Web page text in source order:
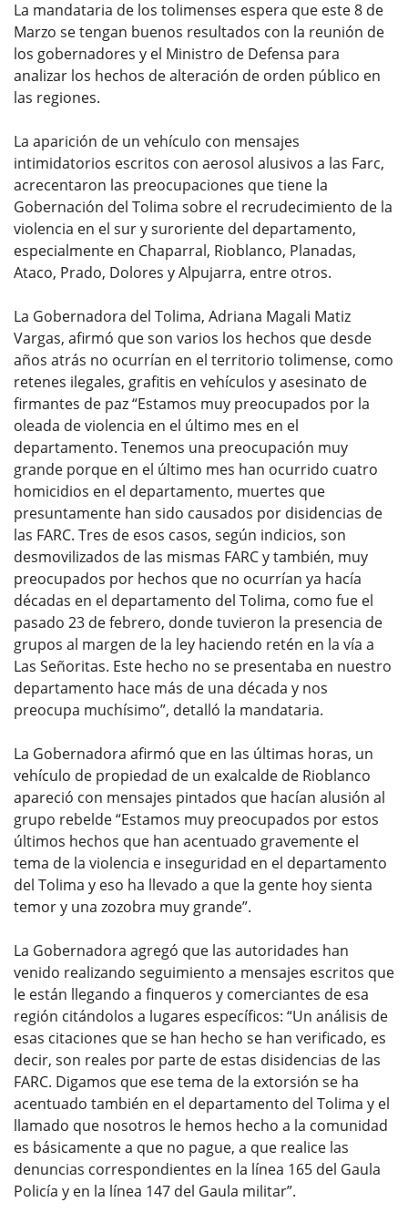
La mandataria de los tolimenses espera que este 8 de
Marzo se tengan buenos resultados con la reunión de
los gobernadores y el Ministro de Defensa para
analizar los hechos de alteración de orden público en
las regiones.
La aparición de un vehículo con mensajes
intimidatorios escritos con aerosol alusivos a las Farc,
acrecentaron las preocupaciones que tiene la
Gobernación del Tolima sobre el recrudecimiento de la
violencia en el sur y suroriente del departamento,
especialmente en Chaparral, Rioblanco, Planadas,
Ataco, Prado, Dolores y Alpujarra, entre otros.
La Gobernadora del Tolima, Adriana Magali Matiz
Vargas, afirmó que son varios los hechos que desde
años atrás no ocurrían en el territorio tolimense, como
retenes ilegales, grafitis en vehículos y asesinato de
firmantes de paz “Estamos muy preocupados por la
oleada de violencia en el último mes en el
departamento. Tenemos una preocupación muy
grande porque en el último mes han ocurrido cuatro
homicidios en el departamento, muertes que
presuntamente han sido causados por disidencias de
las FARC. Tres de esos casos, según indicios, son
desmovilizados de las mismas FARC y también, muy
preocupados por hechos que no ocurrían ya hacía
décadas en el departamento del Tolima, como fue el
pasado 23 de febrero, donde tuvieron la presencia de
grupos al margen de la ley haciendo retén en la vía a
Las Señoritas. Este hecho no se presentaba en nuestro
departamento hace más de una década y nos
preocupa muchísimo”, detalló la mandataria.
La Gobernadora afirmó que en las últimas horas, un
vehículo de propiedad de un exalcalde de Rioblanco
apareció con mensajes pintados que hacían alusión al
grupo rebelde “Estamos muy preocupados por estos
últimos hechos que han acentuado gravemente el
tema de la violencia e inseguridad en el departamento
del Tolima y eso ha llevado a que la gente hoy sienta
temor y una zozobra muy grande”.
La Gobernadora agregó que las autoridades han
venido realizando seguimiento a mensajes escritos que
le están llegando a finqueros y comerciantes de esa
región citándolos a lugares específicos: “Un análisis de
esas citaciones que se han hecho se han verificado, es
decir, son reales por parte de estas disidencias de las
FARC. Digamos que ese tema de la extorsión se ha
acentuado también en el departamento del Tolima y el
llamado que nosotros le hemos hecho a la comunidad
es básicamente a que no pague, a que realice las
denuncias correspondientes en la línea 165 del Gaula
Policía y en la línea 147 del Gaula militar”.